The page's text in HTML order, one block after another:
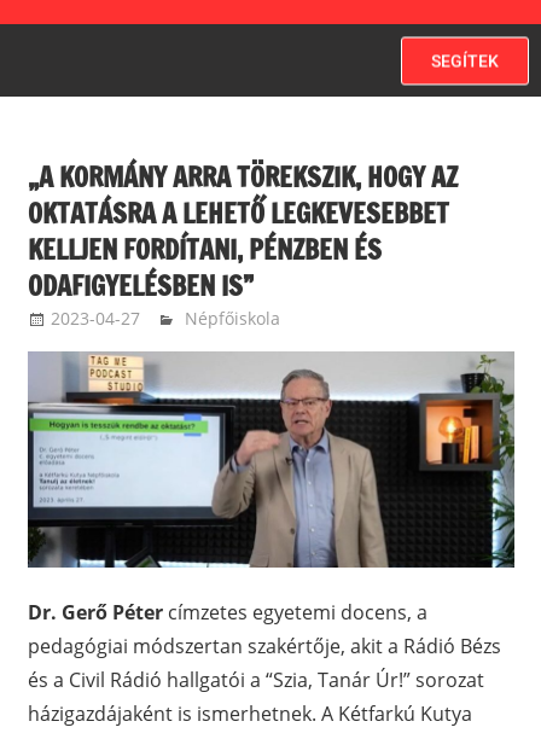
SEGÍTEK
„A KORMÁNY ARRA TÖREKSZIK, HOGY AZ
OKTATÁSRA A LEHETŐ LEGKEVESEBBET
KELLJEN FORDÍTANI, PÉNZBEN ÉS
ODAFIGYELÉSBEN IS”
2023-04-27 langdavid
Népfőiskola
Dr. Gerő Pétercímzetes egyetemi docens, a
pedagógiai módszertan szakértője, akit a Rádió Bézs
és a Civil Rádió hallgatói a “Szia, Tanár Úr!” sorozat
házigazdájaként is ismerhetnek. A Kétfarkú Kutya